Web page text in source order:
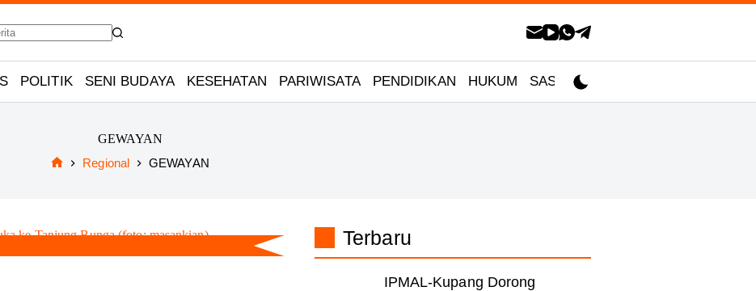
POLITIK SENI BUDAYA KESEHATAN PARIWISATA PENDIDIKAN HUKUM SASTRA
GEWAYAN
Regional GEWAYAN
Terbaru
IPMAL-Kupang Dorong